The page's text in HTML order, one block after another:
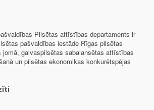
Pilsētas attīstības departaments ir
pašvaldības iestāde Rīgas pilsētas
galvaspilsētas sabalansētas attīstības
un pilsētas ekonomikas konkurētspējas